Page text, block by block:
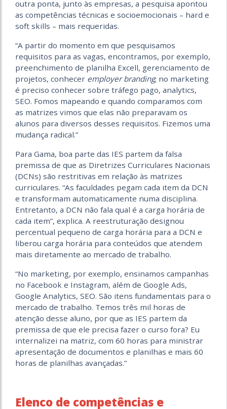
outra ponta, junto às empresas, a pesquisa apontou
as competências técnicas e socioemocionais – hard e
soft skills – mais requeridas.
“A partir do momento em que pesquisamos
requisitos para as vagas, encontramos, por exemplo,
preenchimento de planilha Excell, gerenciamento de
projetos, conhecer employer branding; no marketing
é preciso conhecer sobre tráfego pago, analytics,
SEO. Fomos mapeando e quando comparamos com
as matrizes vimos que elas não preparavam os
alunos para diversos desses requisitos. Fizemos uma
mudança radical.”
Para Gama, boa parte das IES partem da falsa
premissa de que as Diretrizes Curriculares Nacionais
(DCNs) são restritivas em relação às matrizes
curriculares. “As faculdades pegam cada item da DCN
e transformam automaticamente numa disciplina.
Entretanto, a DCN não fala qual é a carga horária de
cada item”, explica. A reestruturação designou
percentual pequeno de carga horária para a DCN e
liberou carga horária para conteúdos que atendem
mais diretamente ao mercado de trabalho.
“No marketing, por exemplo, ensinamos campanhas
no Facebook e Instagram, além de Google Ads,
Google Analytics, SEO. São itens fundamentais para o
mercado de trabalho. Temos três mil horas de
atenção desse aluno, por que as IES partem da
premissa de que ele precisa fazer o curso fora? Eu
internalizei na matriz, com 60 horas para ministrar
apresentação de documentos e planilhas e mais 60
horas de planilhas avançadas.”
Elenco de competências e